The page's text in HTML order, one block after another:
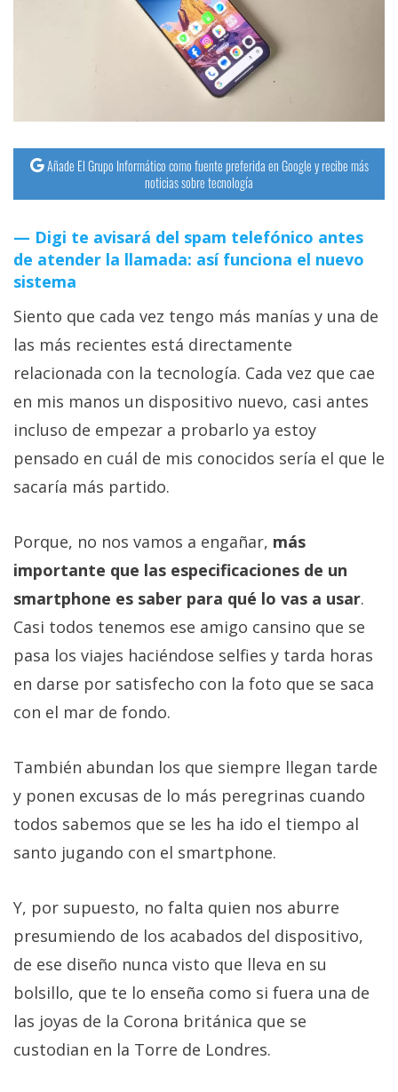
Añade El Grupo Informático como fuente preferida en Google y recibe más
noticias sobre tecnología
Digi te avisará del spam telefónico antes
de atender la llamada: así funciona el nuevo
sistema
Siento que cada vez tengo más manías y una de
las más recientes está directamente
relacionada con la tecnología. Cada vez que cae
en mis manos un dispositivo nuevo, casi antes
incluso de empezar a probarlo ya estoy
pensado en cuál de mis conocidos sería el que le
sacaría más partido.
Porque, no nos vamos a engañar, más
importante que las especificaciones de un
smartphone es saber para qué lo vas a usar.
Casi todos tenemos ese amigo cansino que se
pasa los viajes haciéndose selfies y tarda horas
en darse por satisfecho con la foto que se saca
con el mar de fondo.
También abundan los que siempre llegan tarde
y ponen excusas de lo más peregrinas cuando
todos sabemos que se les ha ido el tiempo al
santo jugando con el smartphone.
Y, por supuesto, no falta quien nos aburre
presumiendo de los acabados del dispositivo,
de ese diseño nunca visto que lleva en su
bolsillo, que te lo enseña como si fuera una de
las joyas de la Corona británica que se
custodian en la Torre de Londres.